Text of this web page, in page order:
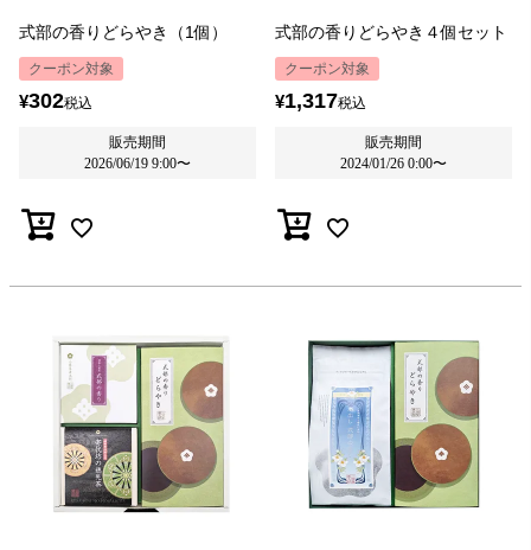
式部の香りどらやき（1個）
クーポン対象
¥302税込
販売期間
2026/06/19 9:00〜
式部の香りどらやき４個セット
クーポン対象
¥1,317税込
販売期間
2024/01/26 0:00〜